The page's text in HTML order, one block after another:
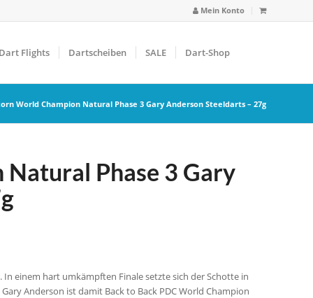
Mein Konto
Dart Flights Dartscheiben SALE Dart-Shop
World Champion Natural Phase 3 Gary Anderson Steeldarts – 27g
Phase 3 Gary
einem hart umkämpften Finale setzte sich der Schotte in
Anderson ist damit Back to Back PDC World Champion